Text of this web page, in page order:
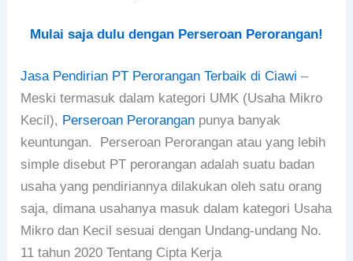
Mulai saja dulu dengan Perseroan Perorangan!
Jasa Pendirian PT Perorangan Terbaik di Ciawi –
Meski termasuk dalam kategori UMK (Usaha Mikro
Kecil), Perseroan Perorangan punya banyak
keuntungan.
Perseroan Perorangan atau yang lebih
simple disebut PT perorangan adalah suatu badan
usaha yang pendiriannya dilakukan oleh satu orang
saja, dimana usahanya masuk dalam kategori Usaha
Mikro dan Kecil sesuai dengan Undang-undang No.
11 tahun 2020 Tentang Cipta Kerja